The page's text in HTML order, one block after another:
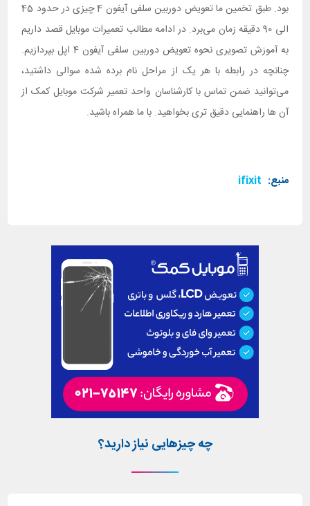
بود. طبق تخمین ما تعویض دوربین سلفی آیفون 4 چیزی در حدود 45
الی 90 دقیقه زمان می‌برد. در ادامه مطالب تعمیرات موبایل قصد داریم
به آموزش تصویری نحوه تعویض دوربین سلفی آیفون 4 اپل بپردازیم.
چنانچه در رابطه با هر یک از مراحل نام برده شده سوالی داشتید،
می‌توانید ضمن تماس با کارشناسان واحد تعمیر شرکت موبایل کمک از
آن ها راهنمایی دقیق تری بخواهید. با ما همراه باشید.
منبع: ifixit
چه چیزهایی نیاز دارید؟